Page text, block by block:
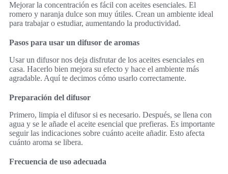
Mejorar la concentración es fácil con aceites esenciales. El
romero y naranja dulce son muy útiles. Crean un ambiente ideal
para trabajar o estudiar, aumentando la productividad.
Pasos para usar un difusor de aromas
Usar un difusor nos deja disfrutar de los aceites esenciales en
casa. Hacerlo bien mejora su efecto y hace el ambiente más
agradable. Aquí te decimos cómo usarlo correctamente.
Preparación del difusor
Primero, limpia el difusor si es necesario. Después, se llena con
agua y se le añade el aceite esencial que prefieras. Es importante
seguir las indicaciones sobre cuánto aceite añadir. Esto afecta
cuánto aroma se libera.
Frecuencia de uso adecuada